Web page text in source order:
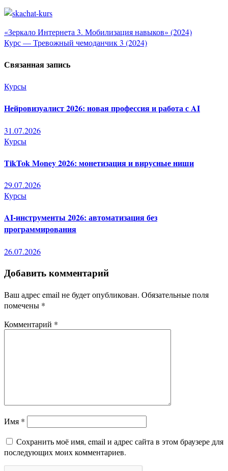
Навигация
по
записям
«Зеркало Интернета 3. Мобилизация навыков» (2024)
Курс — Тревожный чемоданчик 3 (2024)
Связанная запись
Курсы
Нейровизуалист 2026: новая профессия и работа с AI
31.07.2026
Курсы
TikTok Money 2026: монетизация и вирусные ниши
29.07.2026
Курсы
AI-инструменты 2026: автоматизация без
программирования
26.07.2026
Добавить комментарий
Ваш адрес email не будет опубликован. Обязательные поля
помечены *
Комментарий *
Имя *
Сохранить моё имя, email и адрес сайта в этом браузере для
последующих моих комментариев.